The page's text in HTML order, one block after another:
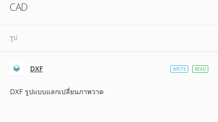
CAD
รูป
DXF
DXF รูปแบบแลกเปลี่ยนภาพวาด
WRITE READ